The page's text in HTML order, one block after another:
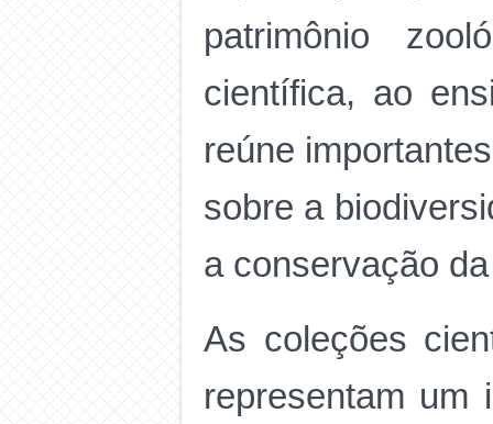
patrimônio
científica, ao
reúne
sobre a
a conservação
As coleções
representam um